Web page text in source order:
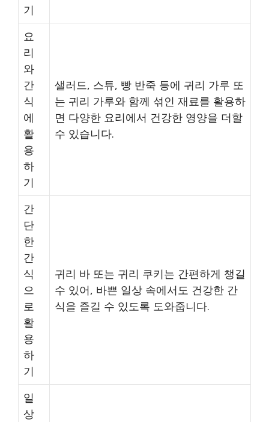
기
요
리
와
간
식
에
활
용
하
기
샐러드, 스튜, 빵 반죽 등에 귀리 가루 또
는 귀리 가루와 함께 섞인 재료를 활용하
면 다양한 요리에서 건강한 영양을 더할
수 있습니다.
간
단
한
간
식
으
로
활
용
하
기
귀리 바 또는 귀리 쿠키는 간편하게 챙길
수 있어, 바쁜 일상 속에서도 건강한 간
식을 즐길 수 있도록 도와줍니다.
일
상